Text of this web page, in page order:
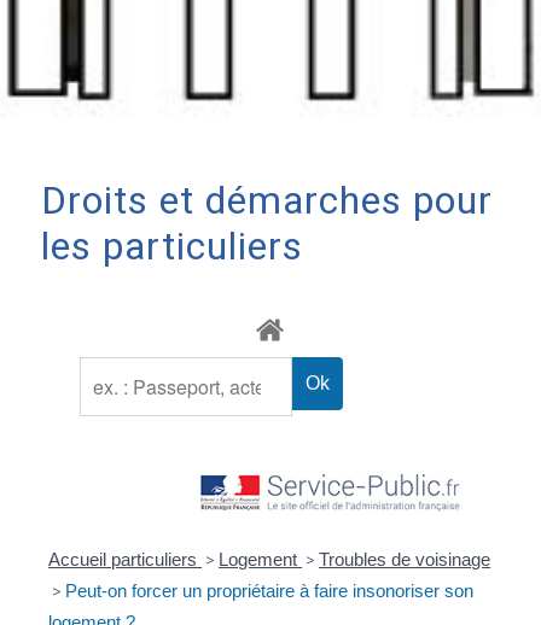
Droits et démarches pour
les particuliers
Accueil particuliers > Logement > Troubles de voisinage
> Peut-on forcer un propriétaire à faire insonoriser son